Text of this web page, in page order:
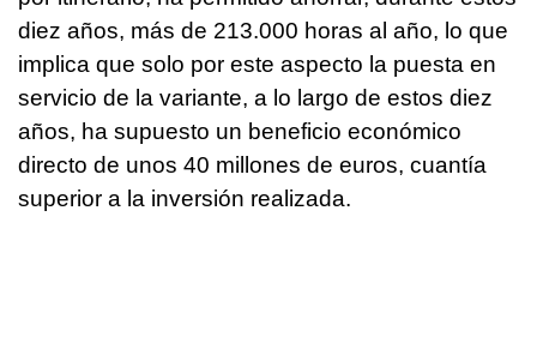
diez años, más de 213.000 horas al año, lo que
implica que solo por este aspecto la puesta en
servicio de la variante, a lo largo de estos diez
años, ha supuesto un beneficio económico
directo de unos 40 millones de euros, cuantía
superior a la inversión realizada.